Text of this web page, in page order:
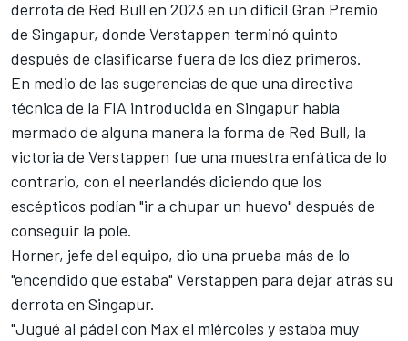
derrota de Red Bull en 2023 en un difícil Gran Premio
de Singapur, donde Verstappen terminó quinto
después de clasificarse fuera de los diez primeros.
En medio de las sugerencias de que una directiva
técnica de la FIA introducida en Singapur había
mermado de alguna manera la forma de Red Bull, la
victoria de Verstappen fue una muestra enfática de lo
contrario, con el neerlandés diciendo que los
escépticos podían "ir a chupar un huevo" después de
conseguir la pole.
Horner, jefe del equipo, dio una prueba más de lo
"encendido que estaba" Verstappen para dejar atrás su
derrota en Singapur.
"Jugué al pádel con Max el miércoles y estaba muy